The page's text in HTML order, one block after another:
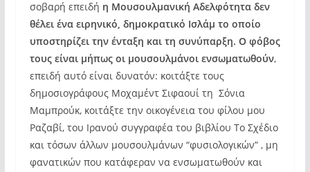
σοβαρή επειδή η Μουσουλμανική Αδελφότητα δεν
θέλει ένα ειρηνικό, δημοκρατικό Ισλάμ το οποίο
υποστηρίζει την ένταξη και τη συνύπαρξη. Ο φόβος
τους είναι μήπως οι μουσουλμάνοι ενσωματωθούν,
επειδή αυτό είναι δυνατόν: κοιτάξτε τους
δημοσιογράφους Moχαμέντ Σιφαουί τη Σόνια
Μαμπρούκ, κοιτάξτε την οικογένεια του φίλου μου
Ραζαβί, του Ιρανού συγγραφέα του βιβλίου Το Σχέδιο
και τόσων άλλων μουσουλμάνων “φυσιολογικών” , μη
φανατικών που κατάφεραν να ενσωματωθούν και